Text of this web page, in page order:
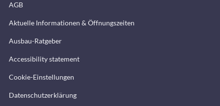
AGB
Aktuelle Informationen & Öffnungszeiten
Ausbau-Ratgeber
Accessibility statement
Cookie-Einstellungen
Datenschutzerklärung